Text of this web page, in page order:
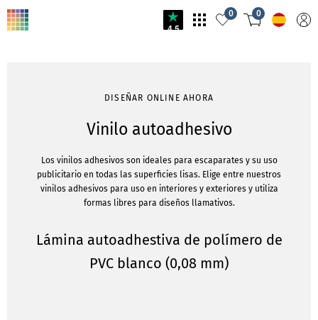
4.5
0 0
DISEÑAR ONLINE AHORA
Vinilo autoadhesivo
Los vinilos adhesivos son ideales para escaparates y su uso
publicitario en todas las superficies lisas. Elige entre nuestros
vinilos adhesivos para uso en interiores y exteriores y utiliza
formas libres para diseños llamativos.
Lámina autoadhestiva de polímero de
PVC blanco (0,08 mm)